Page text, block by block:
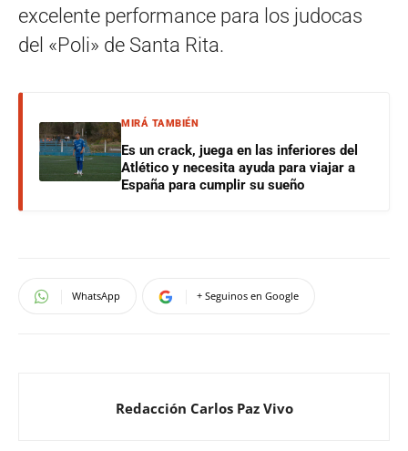
excelente performance para los judocas
del «Poli» de Santa Rita.
MIRÁ TAMBIÉN
Es un crack, juega en las inferiores del
Atlético y necesita ayuda para viajar a
España para cumplir su sueño
WhatsApp + Seguinos en Google
Redacción Carlos Paz Vivo